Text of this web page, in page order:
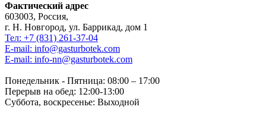
Фактический адрес
603003, Россия,
г. Н. Новгород, ул. Баррикад, дом 1
Тел: +7 (831) 261-37-04
E-mail: info@gasturbotek.com
E-mail: info-nn@gasturbotek.com
Понедельник - Пятница: 08:00 – 17:00
Перерыв на обед: 12:00-13:00
Суббота, воскресенье: Выходной